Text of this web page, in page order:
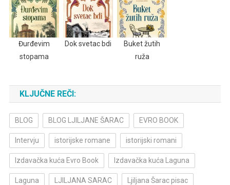
Đurđevim
stopama
Dok svetac bdi
Buket žutih
ruža
KLJUČNE REČI:
BLOG BLOG LJILJANE ŠARAC EVRO BOOK
Intervju istorijske romane istorijski romani
Izdavačka kuća Evro Book Izdavačka kuća Laguna
Laguna LJILJANA SARAC Ljiljana Šarac pisac